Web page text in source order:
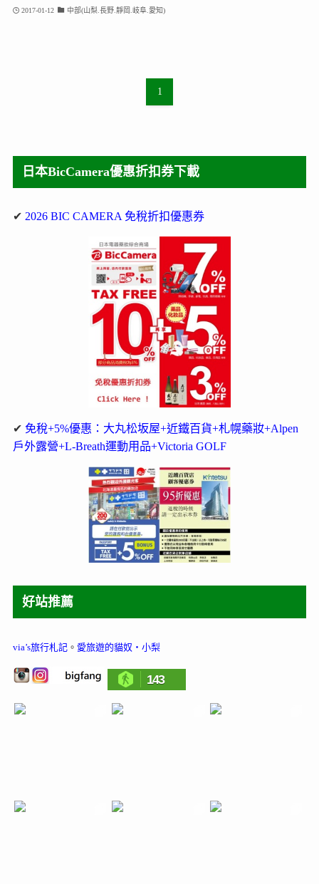
2017-01-12 中部(山梨.長野.靜岡.岐阜.愛知)
1
日本BicCamera優惠折扣券下載
✔ 2026 BIC CAMERA 免稅折扣優惠券
✔ 免稅+5%優惠：大丸松坂屋+近鐵百貨+札幌藥妝+Alpen
戶外露營+L-Breath運動用品+Victoria GOLF
好站推薦
via’s旅行札記。 愛旅遊的貓奴‧小梨
143